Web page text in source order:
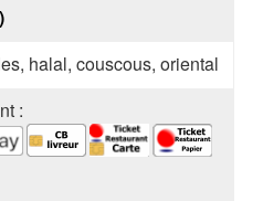
halal, couscous, oriental
: